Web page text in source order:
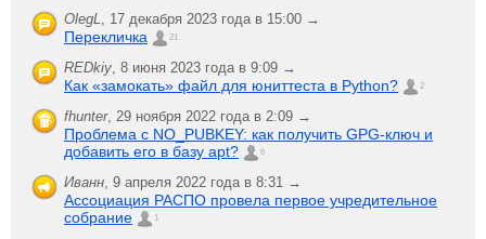
OlegL, 17 декабря 2023 года в 15:00 →
Перекличка 21
REDkiy, 8 июня 2023 года в 9:09 →
Как «замокать» файл для юниттеста в Python? 2
fhunter, 29 ноября 2022 года в 2:09 →
Проблема с NO_PUBKEY: как получить GPG-ключ и
добавить его в базу apt?
6
Иванн, 9 апреля 2022 года в 8:31 →
Ассоциация РАСПО провела первое учредительное
собрание
1